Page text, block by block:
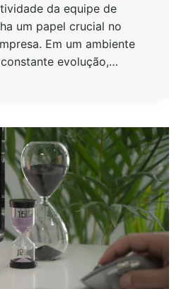
da equipe de
um papel crucial no
Em um ambiente
evolução,…